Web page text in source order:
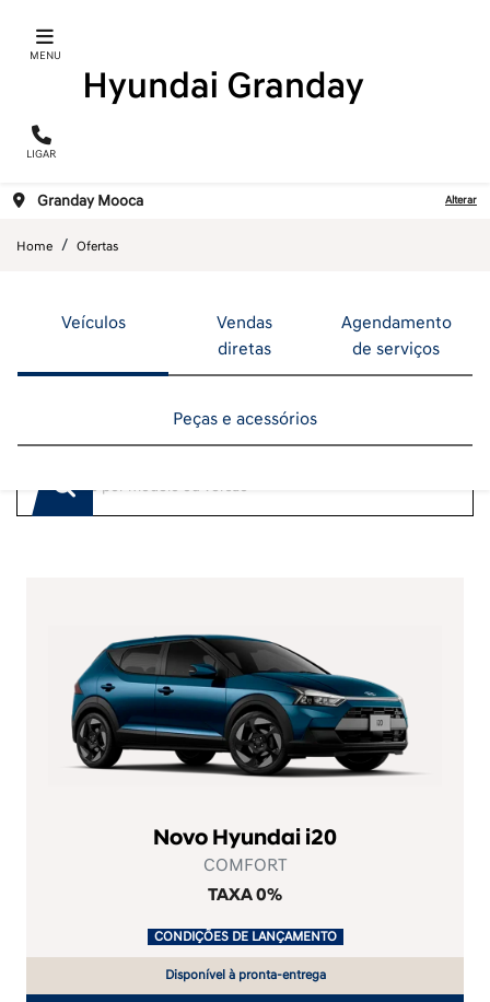
MENU
LIGAR
Granday Mooca Alterar
Home Ofertas
Veículos
Vendas
diretas
Agendamento
de serviços
Peças e acessórios
ENCONTRE UMA OFERTA
Novo Hyundai i20
COMFORT
TAXA 0%
CONDIÇÕES DE LANÇAMENTO.
Disponível à pronta-entrega